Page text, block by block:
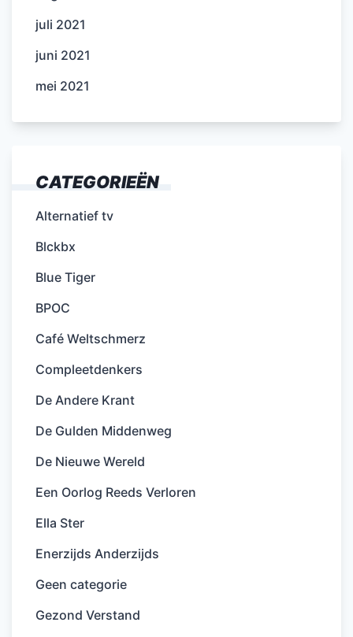
juli 2021
juni 2021
mei 2021
CATEGORIEËN
Alternatief tv
Blckbx
Blue Tiger
BPOC
Café Weltschmerz
Compleetdenkers
De Andere Krant
De Gulden Middenweg
De Nieuwe Wereld
Een Oorlog Reeds Verloren
Ella Ster
Enerzijds Anderzijds
Geen categorie
Gezond Verstand